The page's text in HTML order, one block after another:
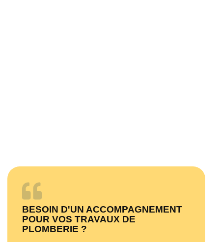
BESOIN D'UN ACCOMPAGNEMENT
POUR VOS TRAVAUX DE
PLOMBERIE ?